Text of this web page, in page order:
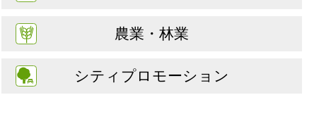
農業・林業
シティプロモーション